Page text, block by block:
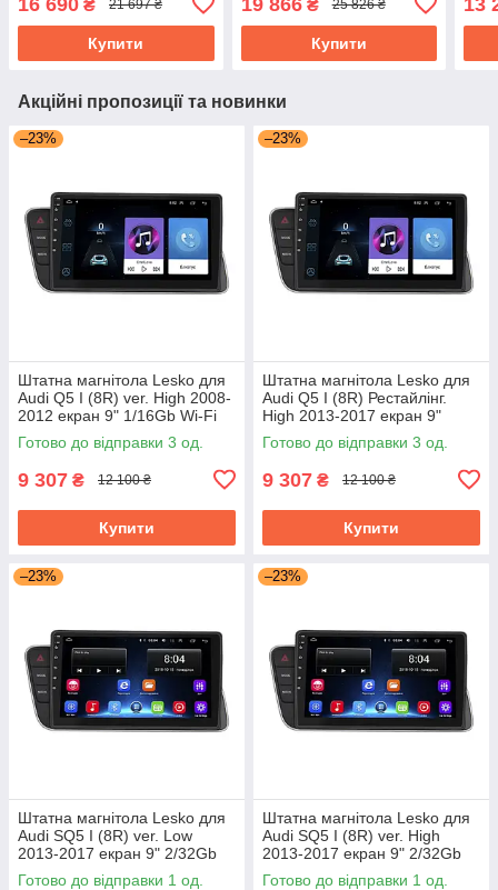
GPS Top ₴ 21 697 ₴
Купити
GPS Top₴ 25 826 ₴
Купити
Акційні пропозиції та новинки
–23%
Штатна магнітола Lesko для
Audi Q5 I (8R) ver. High 2008-
2012 екран 9" 1/16Gb Wi-Fi
GPS Base
Готово до відправки 3 од.
9 307 ₴ 12 100 ₴
Купити
–23%
Штатна магнітола Lesko для
Audi Q5 I (8R) Рестайлінг.
High 2013-2017 екран 9"
1/16Gb Wi-Fi GPS Base
Готово до відправки 3 од.
9 307 ₴ 12 100 ₴
Купити
–23%
Штатна магнітола Lesko для
Audi SQ5 I (8R) ver. Low
2013-2017 екран 9" 2/32Gb
Wi-Fi GPS Base
Готово до відправки 1 од.
–23%
Штатна магнітола Lesko для
Audi SQ5 I (8R) ver. High
2013-2017 екран 9" 2/32Gb
Wi-Fi GPS Base
Готово до відправки 1 од.